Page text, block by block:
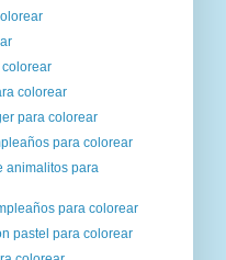
colorear
colorear
para colorear
para colorear
animalitos para
para colorear
pastel para colorear